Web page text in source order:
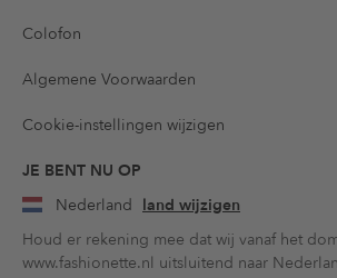
Colofon
Algemene Voorwaarden
Cookie-instellingen wijzigen
JE BENT NU OP
Nederland land wijzigen
Houd er rekening mee dat wij vanaf het
www.fashionette.nl uitsluitend naar